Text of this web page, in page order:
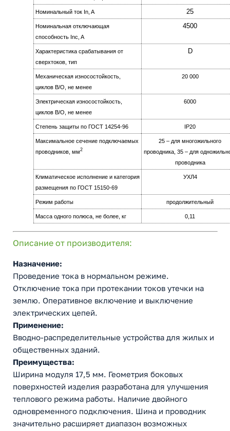
Номинальный ток In, A 25
Номинальная отключающая
способность Inc, A
4500
Характеристика срабатывания от
сверхтоков, тип
D
Механическая износостойкость,
циклов B/О, не менее
20 000
Электрическая изноcoстойкость,
циклов B/О, не менее
6000
Степень защиты по ГОСТ 14254-96 IР20
Максимальное сечение подключаемых
проводников, мм2
25 – для многожильного
проводника, 35 – для
проводника
Климатическое исполнение и категория
размещения по ГОСТ 15150-69
УХЛ4
Режим работы продолжительный
Масса одного полюса, не более, кг 0,11
Описание от производителя:
Назначение:
Проведение тока в нормальном режиме.
Отключение тока при протекании токов утечки на
землю. Оперативное включение и выключение
электрических цепей.
Применение:
Вводно-распределительные устройства для жилых и
общественных зданий.
Преимущества:
Ширина модуля 17,5 мм. Геометрия боковых
поверхностей изделия разработана для улучшения
теплового режима работы. Наличие двойного
одновременного подключения. Шина и проводник
значительно расширяет диапазон возможных